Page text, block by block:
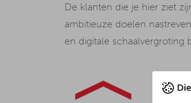
De klanten die je hier ziet
ambitieuze doelen
en digitale schaalvergroting